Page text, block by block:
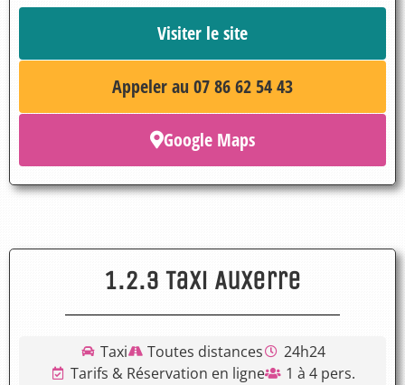
Visiter le site
Appeler au 07 86 62 54 43
Google Maps
1.2.3 Taxi Auxerre
Taxi Toutes distances
24h24
Tarifs & Réservation en ligne
1 à 4 pers.